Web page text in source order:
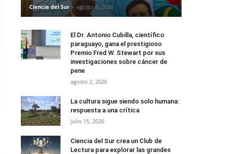
Ciencia del Sur - agosto 6, 2026
El Dr. Antonio Cubilla, científico
paraguayo, gana el prestigioso
Premio Fred W. Stewart por sus
investigaciones sobre cáncer de
pene
agosto 2, 2026
La cultura sigue siendo solo humana:
respuesta a una crítica
julio 15, 2026
Ciencia del Sur crea un Club de
Lectura para explorar las grandes